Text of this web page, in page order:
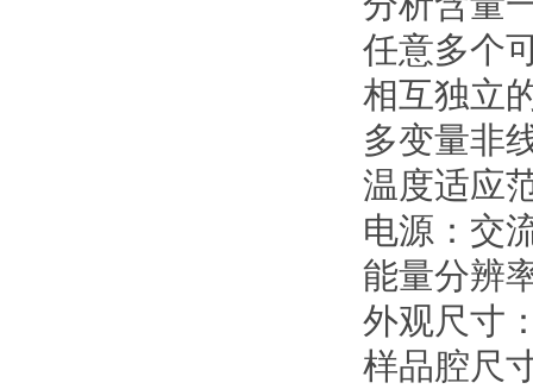
任意多个
相互独立
多变量非
温度适应
电源：交
能量分辨
外观尺寸
样品腔尺